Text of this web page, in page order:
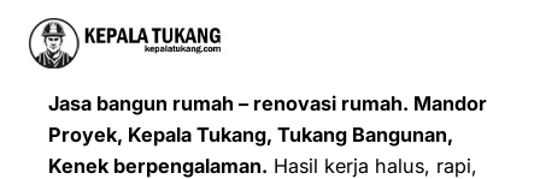
Jasa bangun rumah – renovasi rumah. Mandor
Proyek, Kepala Tukang, Tukang Bangunan,
Kenek berpengalaman. Hasil kerja halus, rapi,